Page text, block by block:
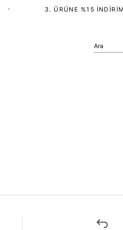
3. ÜRÜNE %15 İNDIRIM
Ara